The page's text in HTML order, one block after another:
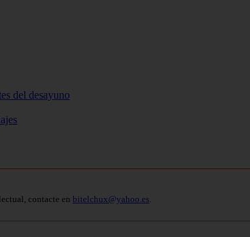
del desayuno
contacte en bitelchux@yahoo.es.